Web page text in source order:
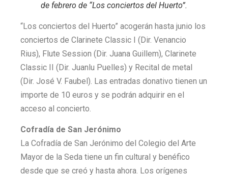
de febrero de “Los conciertos del Huerto”.
“Los conciertos del Huerto” acogerán hasta junio los
conciertos de Clarinete Classic I (Dir. Venancio
Rius), Flute Session (Dir. Juana Guillem), Clarinete
Classic II (Dir. Juanlu Puelles) y Recital de metal
(Dir. José V. Faubel). Las entradas donativo tienen un
importe de 10 euros y se podrán adquirir en el
acceso al concierto.
Cofradía de San Jerónimo
La Cofradía de San Jerónimo del Colegio del Arte
Mayor de la Seda tiene un fin cultural y benéfico
desde que se creó y hasta ahora. Los orígenes